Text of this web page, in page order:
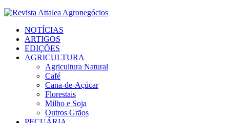
NOTÍCIAS
ARTIGOS
EDIÇÕES
AGRICULTURA
Agricultura Natural
Café
Cana-de-Açúcar
Florestais
Milho e Soja
Outros Grãos